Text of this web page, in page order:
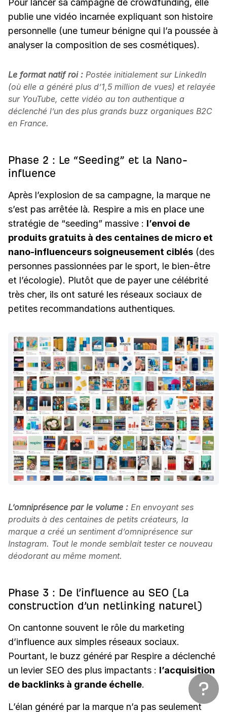
Pour lancer sa campagne de crowdfunding, elle
publie une vidéo incarnée expliquant son histoire
personnelle (une tumeur bénigne qui l’a poussée à
analyser la composition de ses cosmétiques).
Le format natif roi : Postée initialement sur LinkedIn
(où elle a généré plus d’1,5 million de vues) et relayée
sur YouTube, cette vidéo au ton authentique a
déclenché l’un des plus grands buzz organiques B2C
en France.
Phase 2 : Le “Seeding” et la Nano-
influence
Après l’explosion de sa campagne, la marque ne
s’est pas arrêtée là. Respire a mis en place une
stratégie de “seeding” massive : l’envoi de
produits gratuits à des centaines de micro et
nano-influenceurs soigneusement ciblés (des
personnes passionnées par le sport, le bien-être
et l’écologie). Plutôt que de payer une célébrité
très cher, ils ont saturé les réseaux sociaux de
petites recommandations authentiques.
L’omniprésence par le volume : En envoyant ses
produits à des centaines de petits créateurs, la
marque a créé un sentiment d’omniprésence sur
Instagram. Tout le monde semblait tester ce nouveau
déodorant au même moment.
Phase 3 : De l’influence au SEO (La
construction d’un netlinking naturel)
On cantonne souvent le rôle du marketing
d’influence aux simples réseaux sociaux.
Pourtant, le buzz généré par Respire a déclenché
un levier SEO des plus impactants : l’acquisition
de backlinks à grande échelle.
L’élan généré par la marque n’a pas seulement